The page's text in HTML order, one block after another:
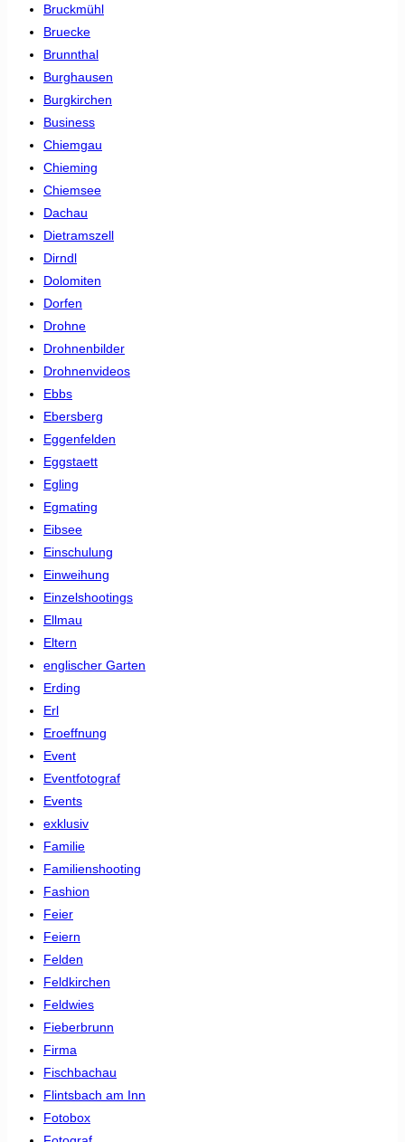
Bruckmühl
Bruecke
Brunnthal
Burghausen
Burgkirchen
Business
Chiemgau
Chieming
Chiemsee
Dachau
Dietramszell
Dirndl
Dolomiten
Dorfen
Drohne
Drohnenbilder
Drohnenvideos
Ebbs
Ebersberg
Eggenfelden
Eggstaett
Egling
Egmating
Eibsee
Einschulung
Einweihung
Einzelshootings
Ellmau
Eltern
englischer Garten
Erding
Erl
Eroeffnung
Event
Eventfotograf
Events
exklusiv
Familie
Familienshooting
Fashion
Feier
Feiern
Felden
Feldkirchen
Feldwies
Fieberbrunn
Firma
Fischbachau
Flintsbach am Inn
Fotobox